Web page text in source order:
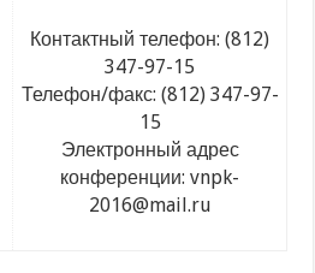
Контактный телефон: (812)
347-97-15
Телефон/факс: (812) 347-97-
15
Электронный адрес
конференции: vnpk-
2016@mail.ru